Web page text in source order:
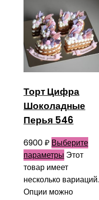
Торт Цифра
Шоколадные
Перья 546
6900₽ Выберите
параметры Этот
товар имеет
несколько вариаций.
Опции можно